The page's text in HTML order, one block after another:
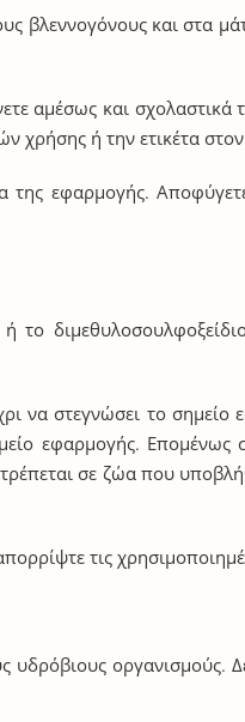
βλεννογόνους και στα
αμέσως και σχολαστικά
χρήσης ή την ετικέτα
της εφαρμογής.
το
να στεγνώσει το
εφαρμογής.
σε ζώα που
τις
υδρόβιους